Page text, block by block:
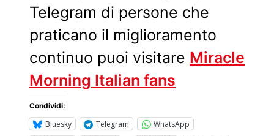
Telegram di persone che
praticano il miglioramento
continuo puoi visitare Miracle
Morning Italian fans
Condividi:
Bluesky Telegram
WhatsApp